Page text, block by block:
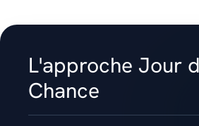
L'approche Jour
Chance